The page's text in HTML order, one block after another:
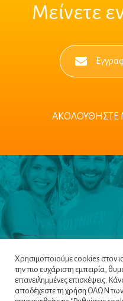
Μείνετε
ΑΚΟΛΟΥΘΗΣΤΕ
Χρησιμοποιούμε cookies στον
την πιο ευχάριστη εμπειρία,
επανειλημμένες επισκέψεις.
αποδέχεστε τη χρήση ΟΛΩΝ